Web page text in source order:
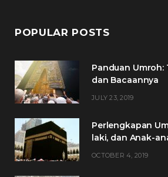
POPULAR POSTS
Panduan Umroh:
dan Bacaannya
JULY 23, 2019
Perlengkapan
laki, dan Anak-
OCTOBER 4, 2019